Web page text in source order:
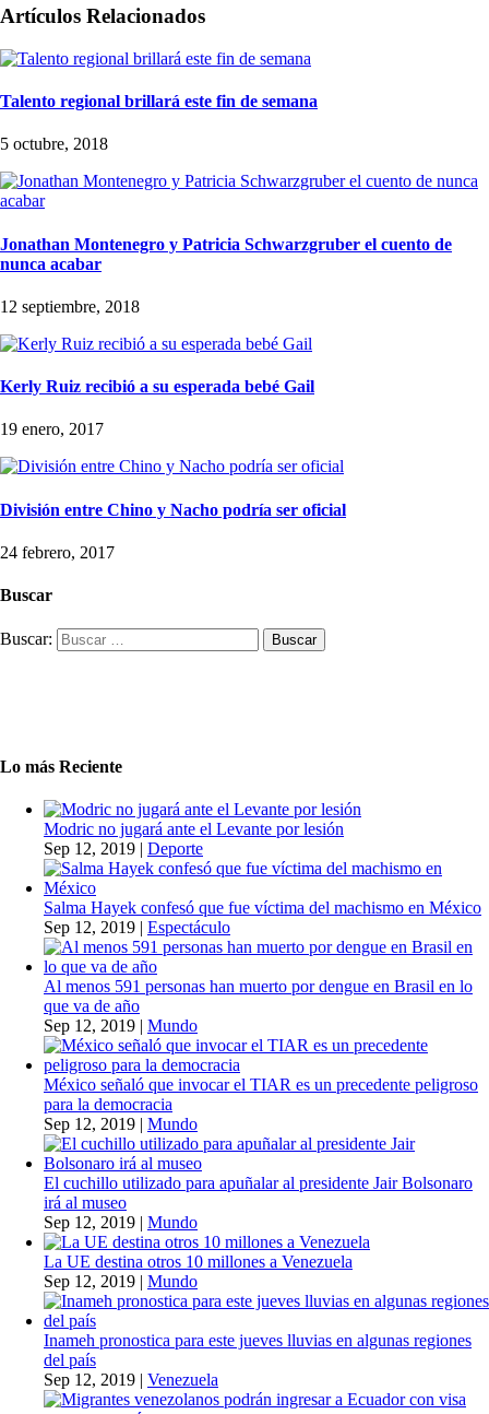
Artículos Relacionados
Talento regional brillará este fin de semana
5 octubre, 2018
Jonathan Montenegro y Patricia Schwarzgruber el cuento de
nunca acabar
12 septiembre, 2018
Kerly Ruiz recibió a su esperada bebé Gail
19 enero, 2017
División entre Chino y Nacho podría ser oficial
24 febrero, 2017
Buscar
Buscar:
Lo más Reciente
Modric no jugará ante el Levante por lesión
Sep 12, 2019 | Deporte
Salma Hayek confesó que fue víctima del machismo en México
Sep 12, 2019 | Espectáculo
Al menos 591 personas han muerto por dengue en Brasil en lo
que va de año
Sep 12, 2019 | Mundo
México señaló que invocar el TIAR es un precedente peligroso
para la democracia
Sep 12, 2019 | Mundo
El cuchillo utilizado para apuñalar al presidente Jair Bolsonaro
irá al museo
Sep 12, 2019 | Mundo
La UE destina otros 10 millones a Venezuela
Sep 12, 2019 | Mundo
Inameh pronostica para este jueves lluvias en algunas regiones
del país
Sep 12, 2019 | Venezuela